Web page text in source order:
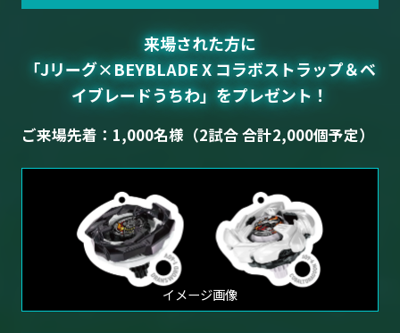
来場された方に
「Jリーグ×BEYBLADE X コラボストラップ＆ベ
イブレードうちわ」をプレゼント！
ご来場先着：1,000名様（2試合 合計2,000個予定）
イメージ画像